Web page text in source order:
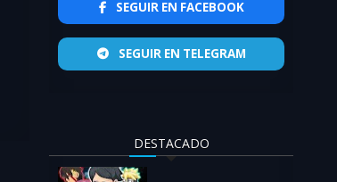
SEGUIR EN FACEBOOK
SEGUIR EN TELEGRAM
DESTACADO